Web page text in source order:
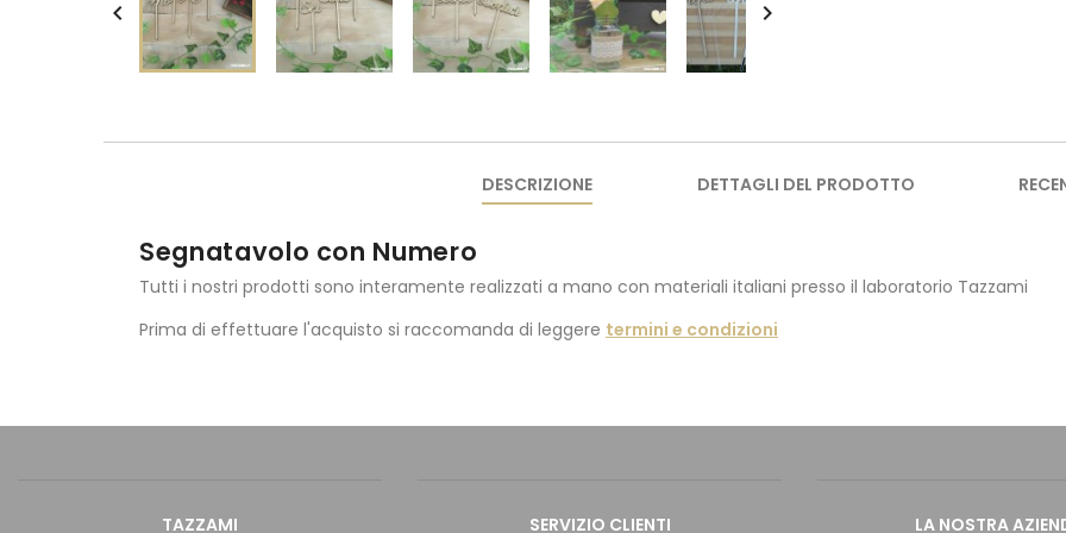
 
DESCRIZIONE DETTAGLI DEL PRODOTTO
Segnatavolo con Numero
Tutti i nostri prodotti sono interamente realizzati a mano con materiali italiani presso il laboratorio Tazzami
Prima di effettuare l'acquisto si raccomanda di leggere termini e condizioni
TAZZAMI SERVIZIO CLIENTI LA NOSTRA